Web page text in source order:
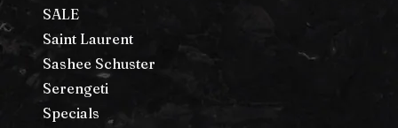
SALE
Saint Laurent
Sashee Schuster
Serengeti
Specials